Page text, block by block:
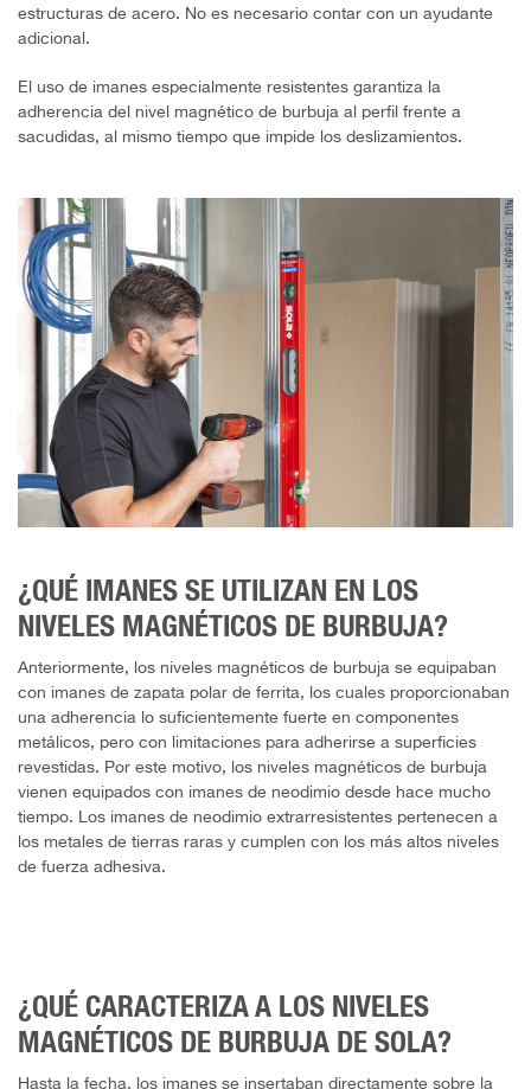
estructuras de acero. No es necesario contar con un ayudante
adicional.
El uso de imanes especialmente resistentes garantiza la
adherencia del nivel magnético de burbuja al perfil frente a
sacudidas, al mismo tiempo que impide los deslizamientos.
¿QUÉ IMANES SE UTILIZAN EN LOS
NIVELES MAGNÉTICOS DE BURBUJA?
Anteriormente, los niveles magnéticos de burbuja se equipaban
con imanes de zapata polar de ferrita, los cuales proporcionaban
una adherencia lo suficientemente fuerte en componentes
metálicos, pero con limitaciones para adherirse a superficies
revestidas. Por este motivo, los niveles magnéticos de burbuja
vienen equipados con imanes de neodimio desde hace mucho
tiempo. Los imanes de neodimio extrarresistentes pertenecen a
los metales de tierras raras y cumplen con los más altos niveles
de fuerza adhesiva.
¿QUÉ CARACTERIZA A LOS NIVELES
MAGNÉTICOS DE BURBUJA DE SOLA?
Hasta la fecha, los imanes se insertaban directamente sobre la